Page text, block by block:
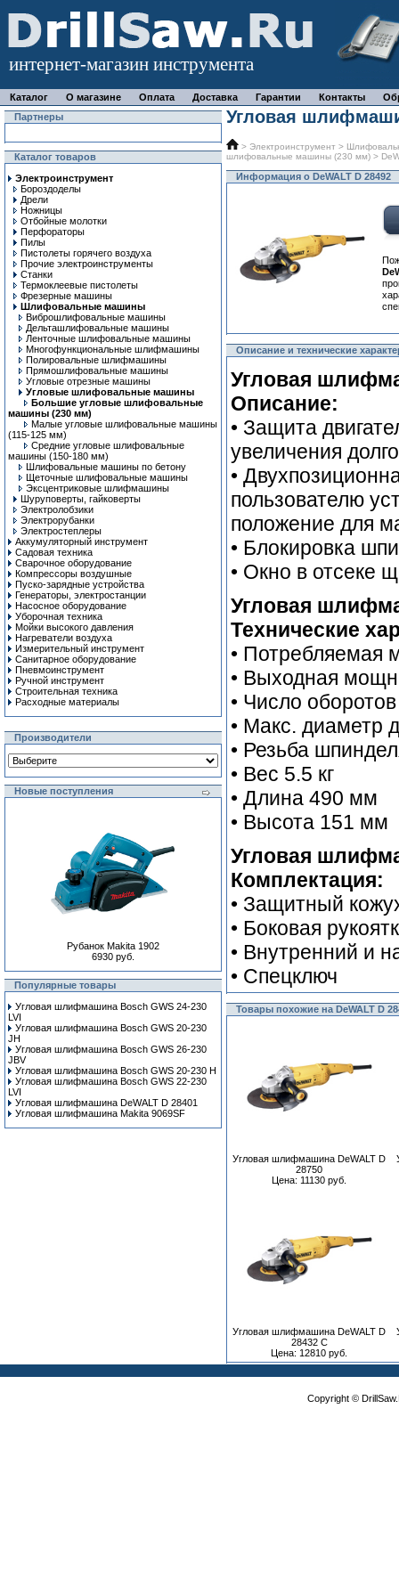
интернет-магазин инструмента
Каталог О магазине Оплата Доставка Гарантии Контакты
Партнеры
Каталог товаров
Электроинструмент
Бороздоделы
Дрели
Ножницы
Отбойные молотки
Перфораторы
Пилы
Пистолеты горячего воздуха
Прочие электроинструменты
Станки
Термоклеевые пистолеты
Фрезерные машины
Шлифовальные машины
Виброшлифовальные машины
Дельташлифовальные машины
Ленточные шлифовальные машины
Многофункциональные шлифмашины
Полировальные шлифмашины
Прямошлифовальные машины
Угловые отрезные машины
Угловые шлифовальные машины
Большие угловые шлифовальные
машины (230 мм)
Малые угловые шлифовальные машины
(115-125 мм)
Средние угловые шлифовальные
машины (150-180 мм)
Шлифовальные машины по бетону
Щеточные шлифовальные машины
Эксцентриковые шлифмашины
Шуруповерты, гайковерты
Электролобзики
Электрорубанки
Электростеплеры
Аккумуляторный инструмент
Садовая техника
Сварочное оборудование
Компрессоры воздушные
Пуско-зарядные устройства
Генераторы, электростанции
Насосное оборудование
Уборочная техника
Мойки высокого давления
Нагреватели воздуха
Измерительный инструмент
Санитарное оборудование
Пневмоинструмент
Ручной инcтрумент
Строительная техника
Расходные материалы
Производители
Новые поступления
Рубанок Makita 1902
6930 руб.
Популярные товары
Угловая шлифмашина Bosch GWS 24-230
LVI
Угловая шлифмашина Bosch GWS 20-230
JH
Угловая шлифмашина Bosch GWS 26-230
JBV
Угловая шлифмашина Bosch GWS 20-230 H
Угловая шлифмашина Bosch GWS 22-230
LVI
Угловая шлифмашина DeWALT D 28401
Угловая шлифмашина Makita 9069SF
Угловая
> Электроинструмент >
шлифовальные машины (230 мм) >
Информация о DeWALT D 28492
Описание и технические
Угловая
Описание:
• Защита
увеличения
•
пользователю
положение для
• Блокировка
• Окно в отсеке
Угловая
Технические
• Потребляемая
• Выходная
• Число
• Макс. диаметр
• Резьба
• Вес 5.5 кг
• Длина 490 мм
• Высота 151 мм
Угловая
Комплектация:
• Защитный
• Боковая
• Внутренний и
• Спецключ
Товары похожие на DeWALT D
Угловая шлифмашина DeWALT D
28750
Цена: 11130 руб.
Угловая шлифмашина DeWALT D
28432 C
Цена: 12810 руб.
Copyright ©